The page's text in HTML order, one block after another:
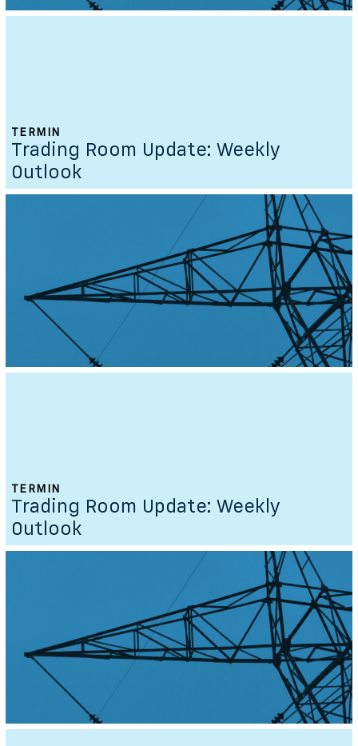
TERMIN
Trading Room Update: Weekly
Outlook
TERMIN
Trading Room Update: Weekly
Outlook